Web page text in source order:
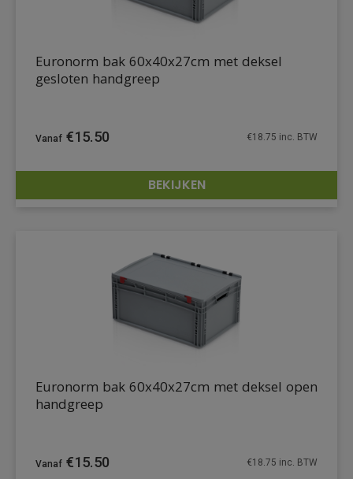
DETAILS
Euronorm bak 60x40x27cm met deksel
gesloten handgreep
€15.50 €18.75 inc. BTW
BEKIJKEN
Euronorm bak 60x40x27cm met deksel open
handgreep
€15.50 €18.75 inc. BTW